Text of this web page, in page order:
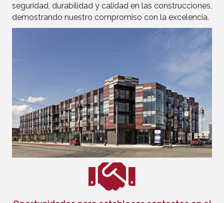
seguridad, durabilidad y calidad en las construcciones,
demostrando nuestro compromiso con la excelencia.